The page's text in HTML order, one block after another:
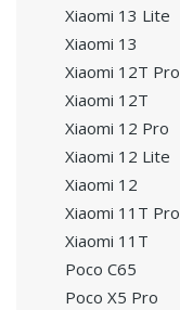
Xiaomi 13 Lite
Xiaomi 13
Xiaomi 12T Pro
Xiaomi 12T
Xiaomi 12 Pro
Xiaomi 12 Lite
Xiaomi 12
Xiaomi 11T Pro
Xiaomi 11T
Poco C65
Poco X5 Pro